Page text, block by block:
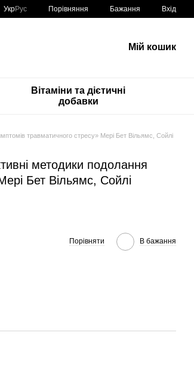
УкрРус Порівняння Бажання Вхід
Мій кошик
Вітаміни та дієтичні
добавки
травматичного стресу» Мері Бет Вільямс, Сойлі
методики подолання
Бет Вільямс, Сойлі
Порівняти В бажання